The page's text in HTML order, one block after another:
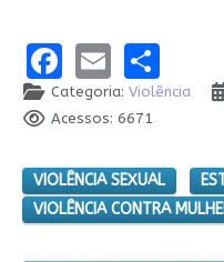
Facebook
Email
Categoria: Violência
Acessos: 6671
VIOLÊNCIA SEXUAL
VIOLÊNCIA CONTRA